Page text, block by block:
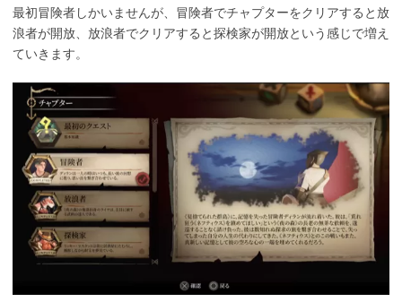
最初冒険者しかいませんが、冒険者でチャプターをクリアすると放
浪者が開放、放浪者でクリアすると探検家が開放という感じで増え
ていきます。